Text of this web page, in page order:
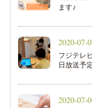
ます♪
2020-07-
フジテレ
日放送予
2020-07-